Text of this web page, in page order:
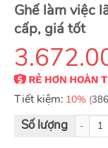
Ghế làm việc
cấp, giá tốt
Tiết kiệm: 10% (
Ghế làm việc lãnh đạo